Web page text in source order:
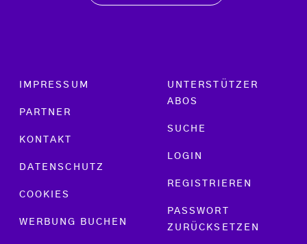
Footer menu
IMPRESSUM
PARTNER
KONTAKT
DATENSCHUTZ
COOKIES
WERBUNG BUCHEN
UNTERSTÜTZER
ABOS
SUCHE
LOGIN
REGISTRIEREN
PASSWORT
ZURÜCKSETZEN